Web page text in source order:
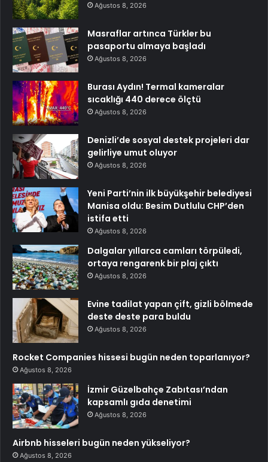
Ağustos 8, 2026
Masraflar artınca Türkler bu
pasaportu almaya başladı
Ağustos 8, 2026
Burası Aydın! Termal kameralar
sıcaklığı 440 derece ölçtü
Ağustos 8, 2026
Denizli’de sosyal destek projeleri dar
gelirliye umut oluyor
Ağustos 8, 2026
Yeni Parti’nin ilk büyükşehir belediyesi
Manisa oldu: Besim Dutlulu CHP’den
istifa etti
Ağustos 8, 2026
Dalgalar yıllarca camları törpüledi,
ortaya rengarenk bir plaj çıktı
Ağustos 8, 2026
Evine tadilat yapan çift, gizli bölmede
deste deste para buldu
Ağustos 8, 2026
Rocket Companies hissesi bugün neden toparlanıyor?
Ağustos 8, 2026
İzmir Güzelbahçe Zabıtası’ndan
kapsamlı gıda denetimi
Ağustos 8, 2026
Airbnb hisseleri bugün neden yükseliyor?
Ağustos 8, 2026